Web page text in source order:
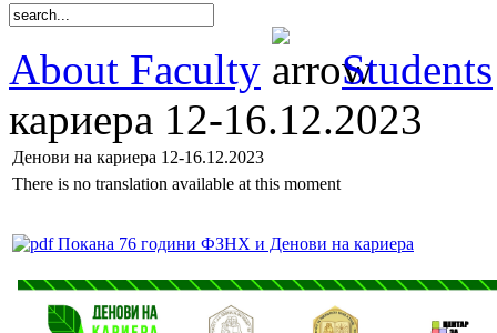
About Faculty
Students
кариера 12-16.12.2023
Денови на кариера 12-16.12.2023
There is no translation available at this moment
Покана 76 години ФЗНХ и Денови на кариера